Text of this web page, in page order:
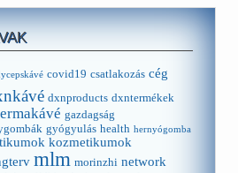
covid19 csatlakozás cég
dxnproducts dxntermékek
gazdagság
gyógyulás health hernyógomba
kozmetikumok
mlm morinzhi network